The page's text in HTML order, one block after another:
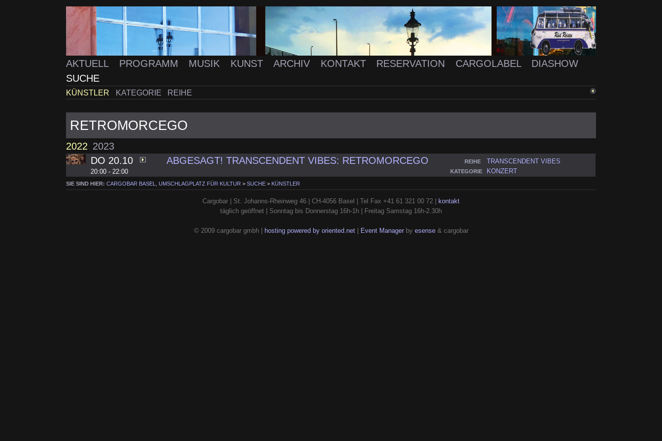
AKTUELL PROGRAMM MUSIK KUNST ARCHIV KONTAKT RESERVATION CARGOLABEL
DIASHOW
SUCHE
KÜNSTLER KATEGORIE REIHE
RETROMORCEGO
2022 2023
DO 20.10
20:00 - 22:00
ABGESAGT! TRANSCENDENT VIBES: RETROMORCEGO REIHE TRANSCENDENT VIBES
KATEGORIE KONZERT
SIE SIND HIER:CARGOBAR BASEL, UMSCHLAGPLATZ FÜR KULTUR >SUCHE > KÜNSTLER
Cargobar | St. Johanns-Rheinweg 46 | CH-4056 Basel | Tel Fax +41 61 321 00 72 |
kontakt
täglich geöffnet | Sonntag bis Donnerstag 16h-1h | Freitag Samstag 16h-2.30h
© 2009 cargobar gmbh | hosting powered by oriented.net| Event Managerby esense& cargobar